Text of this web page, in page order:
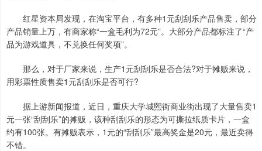
红星资本局发现，在淘宝平台，有多种1元刮刮乐产品售卖，部分
产品销量上万，有商家称“一盒毛利为72元”。大部分产品都标注了“产
品为游戏道具，不兑换任何奖项”。
那么，对于厂家来说，生产1元刮刮乐是否合法?对于摊贩来说，
用彩票性质售卖1元刮刮乐是否可行?
据上游新闻报道，近日，重庆大学城熙街商业街出现了大量售卖1
元一张“刮刮乐”的摊贩，该种刮刮乐的形态为可撕拉纸质卡片，一盒
约有100张。有摊贩表示，1元的“刮刮乐”最高奖金是20元，最近卖得
不错。